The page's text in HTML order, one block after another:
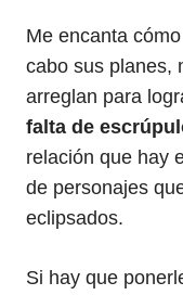
Me encanta
cabo sus planes,
arreglan para
falta de
relación que hay
de personajes
eclipsados.
Si hay que